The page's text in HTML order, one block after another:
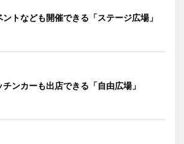
ントなども開催できる「ステージ広場」
チンカーも出店できる「自由広場」